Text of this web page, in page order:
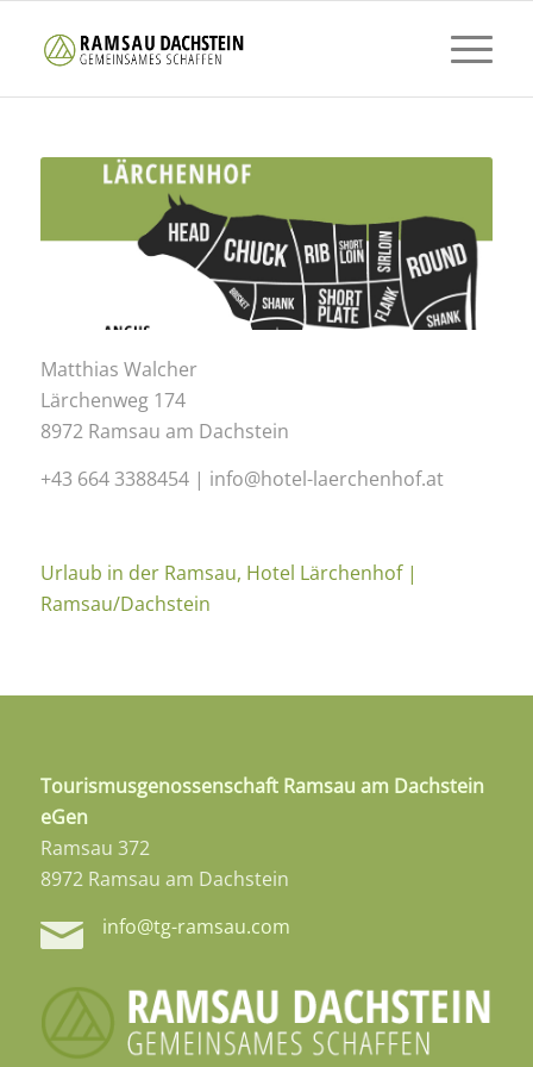
Matthias Walcher
Lärchenweg 174
8972 Ramsau am Dachstein
+43 664 3388454 | info@hotel-laerchenhof.at
Urlaub in der Ramsau, Hotel Lärchenhof |
Ramsau/Dachstein
Tourismusgenossenschaft Ramsau am Dachstein
eGen
Ramsau 372
8972 Ramsau am Dachstein
info@tg-ramsau.com